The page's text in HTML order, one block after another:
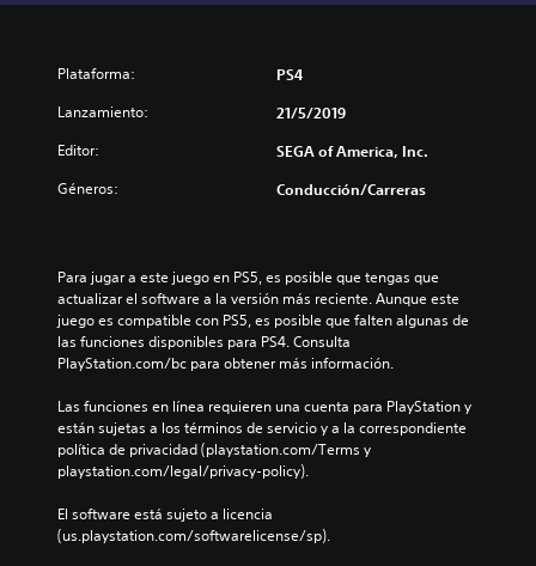
Plataforma: PS4
Lanzamiento: 21/5/2019
Editor: SEGA of America, Inc.
Géneros: Conducción/Carreras
Para jugar a este juego en PS5, es posible que tengas que
actualizar el software a la versión más reciente. Aunque este
juego es compatible con PS5, es posible que falten algunas de
las funciones disponibles para PS4. Consulta
PlayStation.com/bc para obtener más información.
Las funciones en línea requieren una cuenta para PlayStation y
están sujetas a los términos de servicio y a la correspondiente
política de privacidad (playstation.com/Terms y
playstation.com/legal/privacy-policy).
El software está sujeto a licencia
(us.playstation.com/softwarelicense/sp).